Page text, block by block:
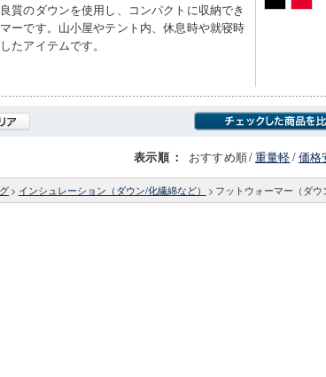
質のダウンを使用し、コンパクトに収納でき
ーです。山小屋やテント内、休息時や就寝時
たアイテムです。
表示順 ： おすすめ順/重量軽/価格
> インシュレーション（ダウン/化繊綿など） > フットウォーマー（ダウ